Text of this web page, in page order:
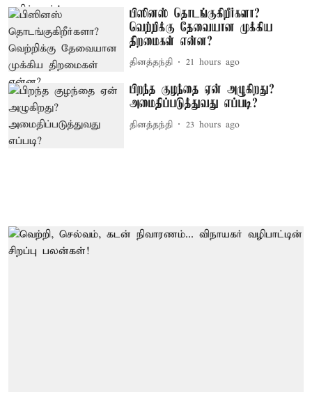
பிஸினஸ் தொடங்குகிறீர்களா?
வெற்றிக்கு தேவையான முக்கிய
திறமைகள் என்ன?
தினத்தந்தி 21 hours ago
பிறந்த குழந்தை ஏன் அழுகிறது?
அமைதிப்படுத்துவது எப்படி?
தினத்தந்தி 23 hours ago